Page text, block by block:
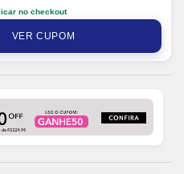
no checkout
VER CUPOM